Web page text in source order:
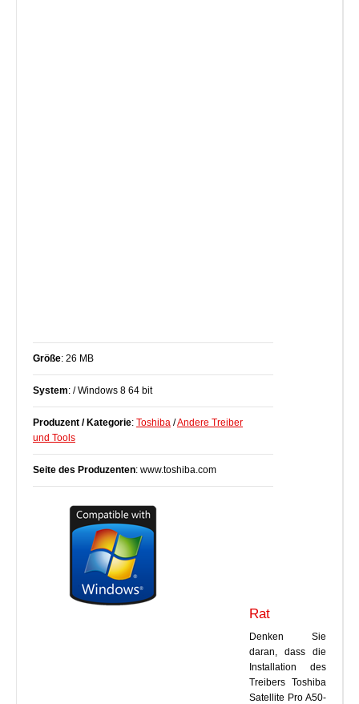
Größe: 26 MB
System: / Windows 8 64 bit
Produzent / Kategorie: Toshiba /Andere Treiber
und Tools
Seite des Produzenten: www.toshiba.com
Rat
Denken Sie
daran, dass die
Installation des
Treibers Toshiba
Satellite Pro A50-